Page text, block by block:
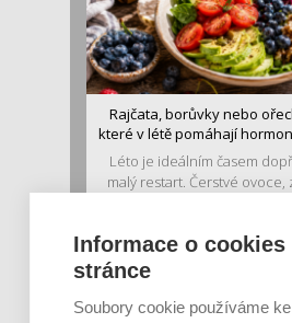
Rajčata, borůvky nebo
které v létě pomáhají
Léto je ideálním časem
malý restart. Čerstvé
Informace o cookies
stránce
Soubory cookie používáme